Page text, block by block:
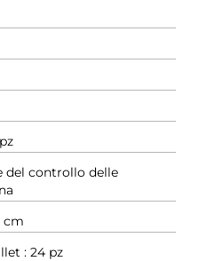
del controllo delle
cm
: 24 pz